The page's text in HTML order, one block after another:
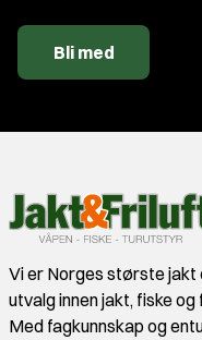
Bli med
Vi er Norges største jakt
utvalg innen jakt, fiske
Med fagkunnskap og